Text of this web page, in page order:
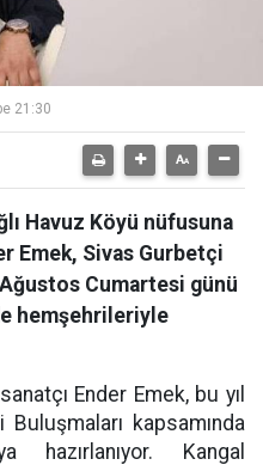
21:30
Havuz Köyü nüfusuna
Emek, Sivas Gurbetçi
Ağustos Cumartesi günü
hemşehrileriyle
Ender Emek, bu yıl
kapsamında
hazırlanıyor. Kangal